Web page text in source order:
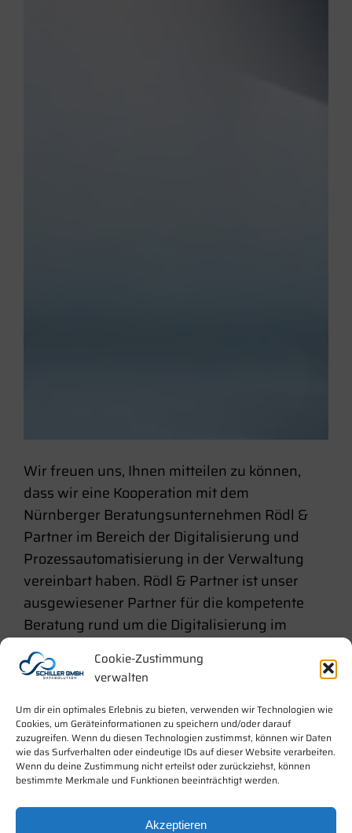
Cookie-Zustimmung
verwalten
Um dir ein optimales Erlebnis zu bieten, verwenden wir Technologien wie
Cookies, um Geräteinformationen zu speichern und/oder darauf
zuzugreifen. Wenn du diesen Technologien zustimmst, können wir Daten
wie das Surfverhalten oder eindeutige IDs auf dieser Website verarbeiten.
Wenn du deine Zustimmung nicht erteilst oder zurückziehst, können
bestimmte Merkmale und Funktionen beeinträchtigt werden.
Akzeptieren
Wir freuen uns, Ihnen mitteilen zu können,
dass wir eine Kooperation mit dem
Nürnberger Beratungsunternehmen Rödl &
Partner im Bereich der Digitalisierung und
Prozessautomatisierung in der Verwaltung
vereinbart haben. Rödl & Partner ist unser
ausgewiesener Partner für die kompetente
Beratung rund um die Digitalisierung im
Forderungsmanagement. Das Unternehmen
verfügt über mehr als 30 Jahre Erfahrung…